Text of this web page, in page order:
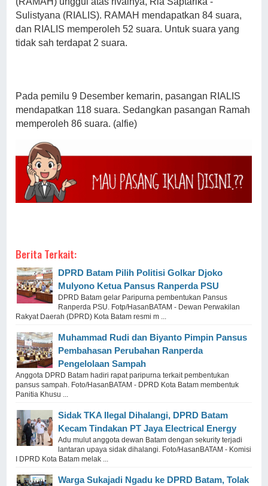
Sulistyana (RIALIS). RAMAH mendapatkan 84 suara,
dan RIALIS memperoleh 52 suara. Untuk suara yang
tidak sah terdapat 2 suara.
Pada pemilu 9 Desember kemarin, pasangan RIALIS
mendapatkan 118 suara. Sedangkan pasangan Ramah
memperoleh 86 suara. (alfie)
Berita Terkait:
DPRD Batam Pilih Politisi Golkar Djoko
Mulyono Ketua Pansus Ranperda PSU
DPRD Batam gelar Paripurna pembentukan Pansus
Ranperda PSU. Fotp/HasanBATAM - Dewan Perwakilan
Rakyat Daerah (DPRD) Kota Batam resmi m ...
Muhammad Rudi dan Biyanto Pimpin Pansus
Pembahasan Perubahan Ranperda
Pengelolaan Sampah
Anggota DPRD Batam hadiri rapat paripurna terkait pembentukan
pansus sampah. Foto/HasanBATAM - DPRD Kota Batam membentuk
Panitia Khusu ...
Sidak TKA Ilegal Dihalangi, DPRD Batam
Kecam Tindakan PT Jaya Electrical Energy
Adu mulut anggota dewan Batam dengan sekurity terjadi
lantaran upaya sidak dihalangi. Foto/HasanBATAM - Komisi
I DPRD Kota Batam melak ...
Warga Sukajadi Ngadu ke DPRD Batam, Tolak